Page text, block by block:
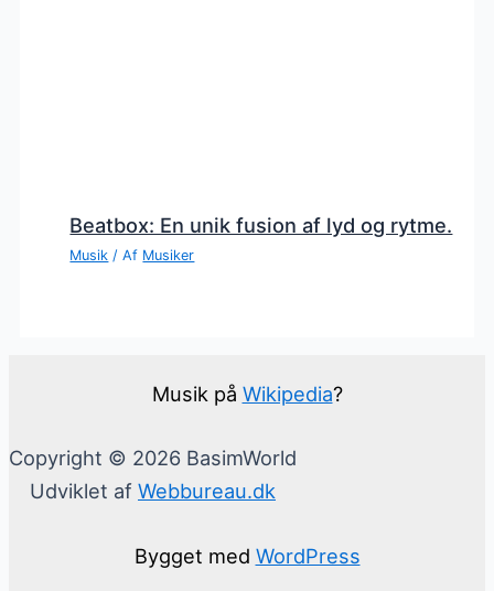
Beatbox: En unik fusion af lyd og rytme.
Musik / Af Musiker
Musik på Wikipedia?
Copyright © 2026 BasimWorld
Udviklet af Webbureau.dk
Bygget med WordPress